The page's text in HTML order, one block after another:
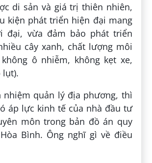
di sản và giá trị thiên nhiên,
kiện phát triển hiện đại mang
đại, vừa đảm bảo phát triển
cây xanh, chất lượng môi
ô nhiễm, không kẹt xe,
lụt).
nhiệm quản lý địa phương, thì
áp lực kinh tế của nhà đầu tư
môn trong bản đồ án quy
Bình. Ông nghĩ gì về điều